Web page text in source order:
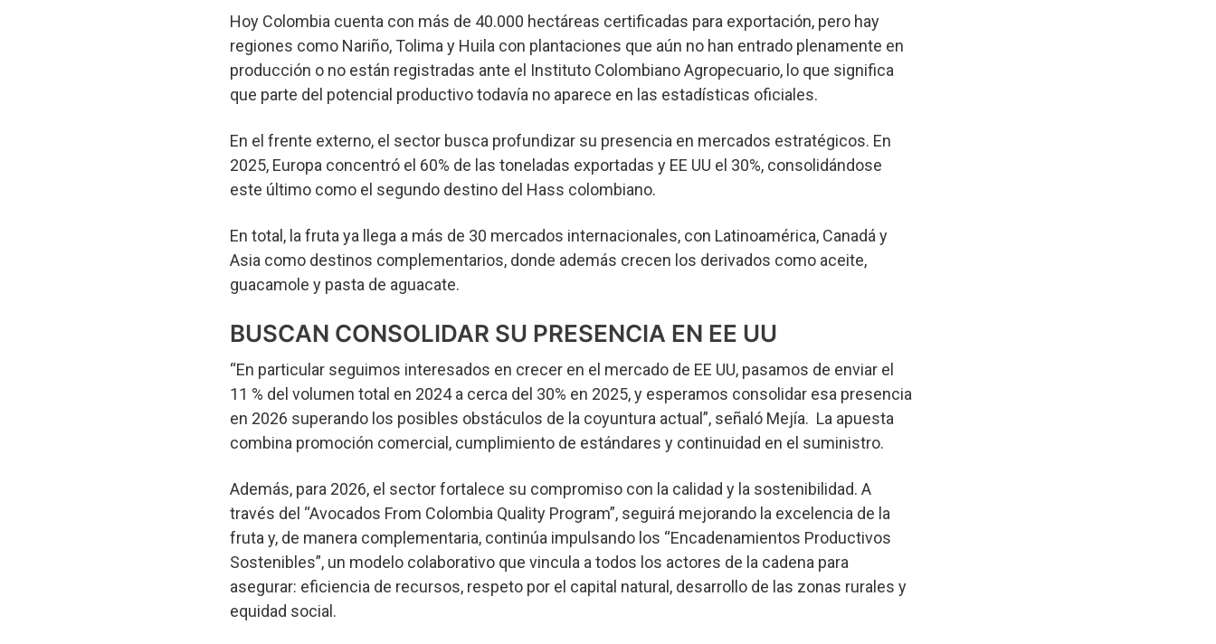
Hoy Colombia cuenta con más de 40.000 hectáreas certificadas para exportación, pero hay
regiones como Nariño, Tolima y Huila con plantaciones que aún no han entrado plenamente en
producción o no están registradas ante el Instituto Colombiano Agropecuario, lo que significa
que parte del potencial productivo todavía no aparece en las estadísticas oficiales.
En el frente externo, el sector busca profundizar su presencia en mercados estratégicos. En
2025, Europa concentró el 60% de las toneladas exportadas y EE UU el 30%, consolidándose
este último como el segundo destino del Hass colombiano.
En total, la fruta ya llega a más de 30 mercados internacionales, con Latinoamérica, Canadá y
Asia como destinos complementarios, donde además crecen los derivados como aceite,
guacamole y pasta de aguacate.
BUSCAN CONSOLIDAR SU PRESENCIA EN EE UU
“En particular seguimos interesados en crecer en el mercado de EE UU, pasamos de enviar el
11 % del volumen total en 2024 a cerca del 30% en 2025, y esperamos consolidar esa presencia
en 2026 superando los posibles obstáculos de la coyuntura actual”, señaló Mejía. La apuesta
combina promoción comercial, cumplimiento de estándares y continuidad en el suministro.
Además, para 2026, el sector fortalece su compromiso con la calidad y la sostenibilidad. A
través del “Avocados From Colombia Quality Program”, seguirá mejorando la excelencia de la
fruta y, de manera complementaria, continúa impulsando los “Encadenamientos Productivos
Sostenibles”, un modelo colaborativo que vincula a todos los actores de la cadena para
asegurar: eficiencia de recursos, respeto por el capital natural, desarrollo de las zonas rurales y
equidad social.